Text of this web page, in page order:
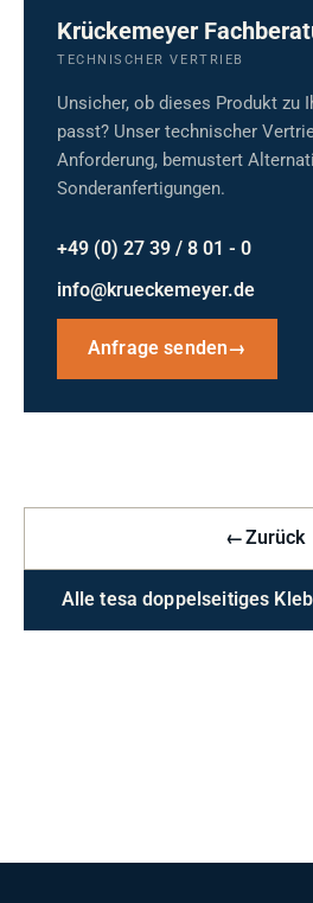
Krückemeyer
TECHNISCHER VERTRIEB
Unsicher, ob dieses Produkt zu
passt? Unser technischer
Anforderung, bemustert
Sonderanfertigungen.
+49 (0) 27 39 / 8 01 - 0
info@krueckemeyer.de
Anfrage senden→
←Zurück
Alle tesa doppelseitiges